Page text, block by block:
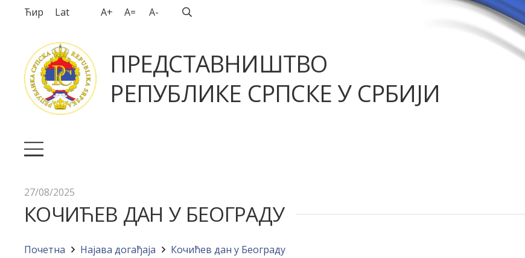
Ћир Lat A+ A= A-
ПРЕДСТАВНИШТВО
РЕПУБЛИКЕ СРПСКЕ У СРБИЈИ
27/08/2025
КОЧИЋЕВ ДАН У БЕОГРАДУ
Почетна Најава догађајa Кочићев дан у Београду